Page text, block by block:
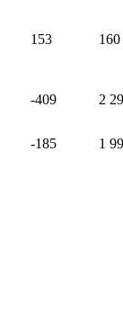
153 160
-409 2
-185
1